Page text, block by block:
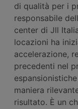
di qualità per i
responsabile
center di Jll
locazioni ha
accelerazione,
precedenti nel
maniera
risultato. È un